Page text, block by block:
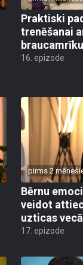
Praktiski
trenēšanai
braucamrīku
16. epizode
pirms 2
Bērnu
veidot
uzticas
17. epizode